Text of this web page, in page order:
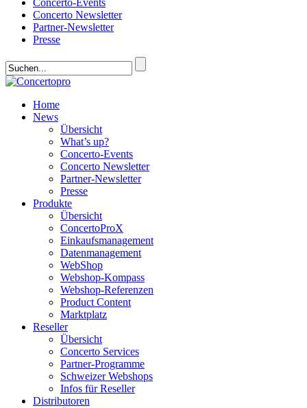
Concerto-Events
Concerto Newsletter
Partner-Newsletter
Presse
Home
News
Übersicht
What’s up?
Concerto-Events
Concerto Newsletter
Partner-Newsletter
Presse
Produkte
Übersicht
ConcertoProX
Einkaufsmanagement
Datenmanagement
WebShop
Webshop-Kompass
Webshop-Referenzen
Product Content
Marktplatz
Reseller
Übersicht
Concerto Services
Partner-Programme
Schweizer Webshops
Infos für Reseller
Distributoren